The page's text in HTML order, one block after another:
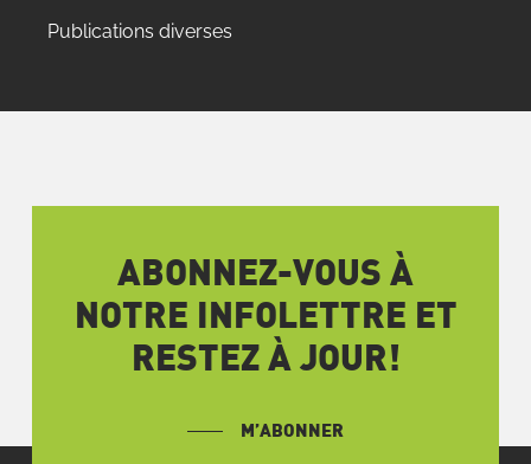
Publications diverses
ABONNEZ-VOUS À
NOTRE INFOLETTRE ET
RESTEZ À JOUR!
M’ABONNER